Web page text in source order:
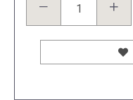
－ ＋